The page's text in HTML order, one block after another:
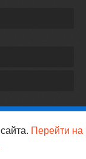
Перейти на